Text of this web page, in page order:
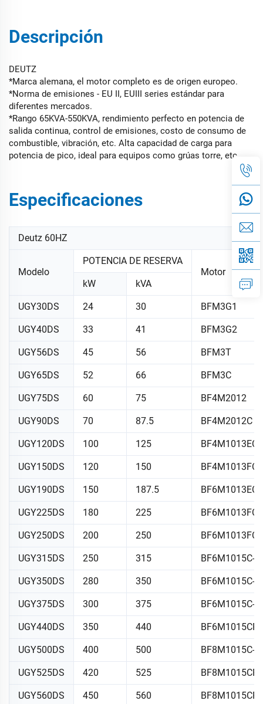
Descripción
DEUTZ
*Marca alemana, el motor completo es de origen europeo.
*Norma de emisiones - EU II, EUIII series estándar para
diferentes mercados.
*Rango 65KVA-550KVA, rendimiento perfecto en potencia de
salida continua, control de emisiones, costo de consumo de
combustible, vibración, etc. Alta capacidad de carga para
potencia de pico, ideal para equipos como grúas torre, etc.
Especificaciones
Deutz 60HZ
Modelo
POTENCIA DE RESERVA
Motor
kW
kVA
UGY30DS 24 30 BFM3G1
UGY40DS 33 41 BFM3G2
UGY56DS 45 56 BFM3T
UGY65DS 52 66 BFM3C
UGY75DS 60 75 BF4M2012
UGY90DS 70 87.5 BF4M2012C
UGY120DS 100 125 BF4M1013EC
UGY150DS 120 150 BF4M1013FC
UGY190DS 150 187.5 BF6M1013EC
UGY225DS 180 225
UGY250DS 200 250 BF6M1013FC
UGY315DS 250 315 BF6M1015C-
UGY350DS 280 350 BF6M1015C-
UGY375DS 300 375 BF6M1015C-
UGY440DS 350 440 BF6M1015CP-
UGY500DS 400 500 BF8M1015C-
UGY525DS 420 525 BF8M1015CP-
UGY560DS 450 560 BF8M1015CP-